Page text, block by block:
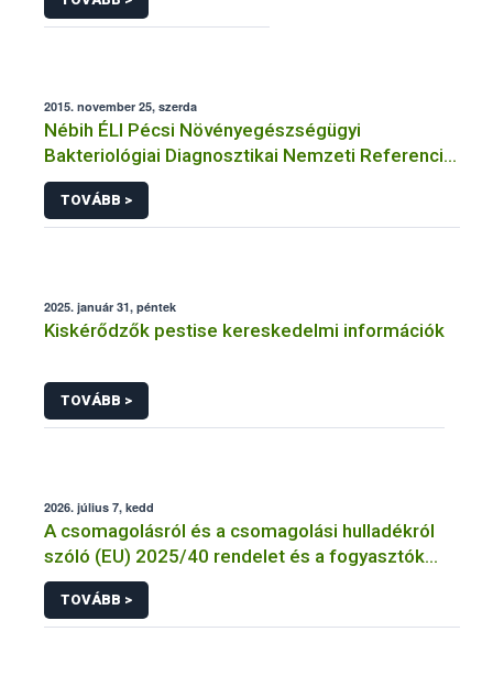
2015. november 25, szerda
Nébih ÉLI Pécsi Növényegészségügyi
Bakteriológiai Diagnosztikai Nemzeti Referencia
Laboratórium
TOVÁBB >
2025. január 31, péntek
Kiskérődzők pestise kereskedelmi információk
TOVÁBB >
2026. július 7, kedd
A csomagolásról és a csomagolási hulladékról
szóló (EU) 2025/40 rendelet és a fogyasztók
élelmiszerekkel kapcsolatos tájékoztatásáról
szóló 1169/2011/EU rendelet jelölési
kötelezettségeinek összehangolásáról szóló
TOVÁBB >